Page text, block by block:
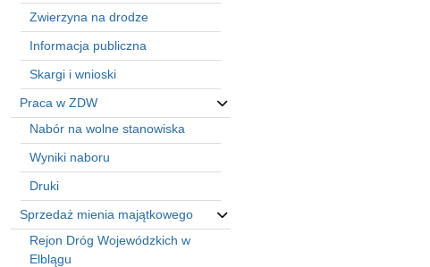
https://atakanau.blogspot.com/2021/01/automatic-
menu-
wp-
plugin.html
Active
KANE
(kanewp)
Zwierzyna na drodze
Informacja publiczna
Skargi i wnioski
Praca w ZDW
Nabór na wolne stanowiska
Wyniki naboru
Druki
Sprzedaż mienia majątkowego
Rejon Dróg Wojewódzkich w
Elblągu